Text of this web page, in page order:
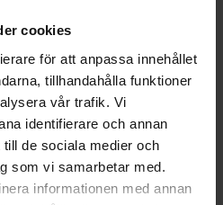
cookies
för att anpassa innehållet
tillhandahålla funktioner
vår trafik. Vi
identifierare och annan
de sociala medier och
som vi samarbetar med.
informationen med annan
sipuli. Leikkaa parsakaali